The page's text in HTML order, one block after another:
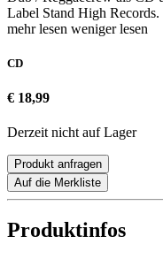
Label Stand High Records.
mehr lesen weniger lesen
CD
€ 18,99
Derzeit nicht auf Lager
Produkt anfragen
Auf die Merkliste
Produktinfos